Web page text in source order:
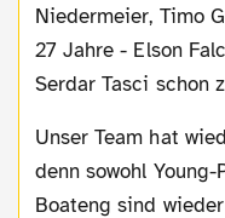
Niedermeier, Timo
27 Jahre - Elson
Serdar Tasci schon
Unser Team hat wieder etwas Plus auf dem Konto,
denn sowohl
Boateng sind